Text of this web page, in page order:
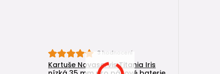
3 hodnocení
Kartuše Novaservis Titania Iris